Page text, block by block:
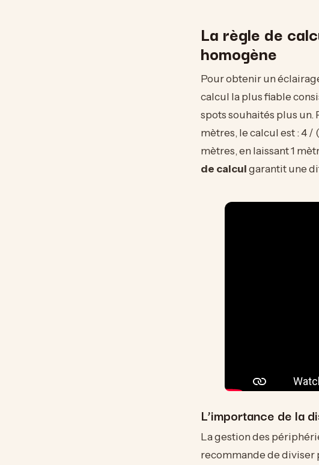
La règle de
homogène
Pour obtenir un
calcul la plus fiable
spots souhaités plus un.
mètres, le calcul est : 4 /
mètres, en laissant 1
de calculgarantit une
L’importance de la
La gestion des
recommande de diviser